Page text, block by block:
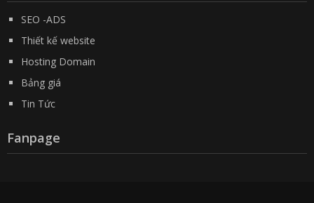
SEO -ADS
Thiết kế website
Hosting Domain
Bảng giá
Tin Tức
Fanpage